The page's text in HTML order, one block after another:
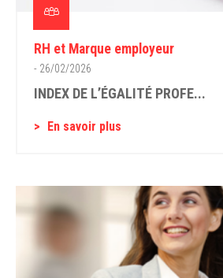
RH et Marque employeur
- 26/02/2026
INDEX DE L’ÉGALITÉ PROFE...
En savoir plus